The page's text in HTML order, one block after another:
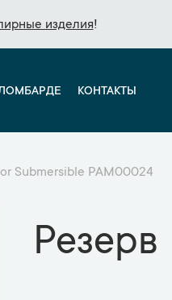
изделия!
изделия!
КОНТАКТЫ
Submersible PAM00024
Резерв